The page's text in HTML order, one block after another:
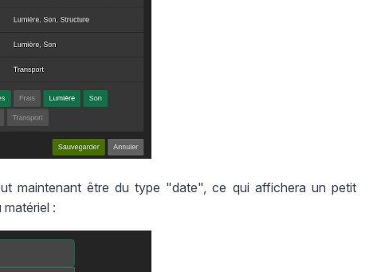
maintenant être du type "date", ce qui affichera un petit
: